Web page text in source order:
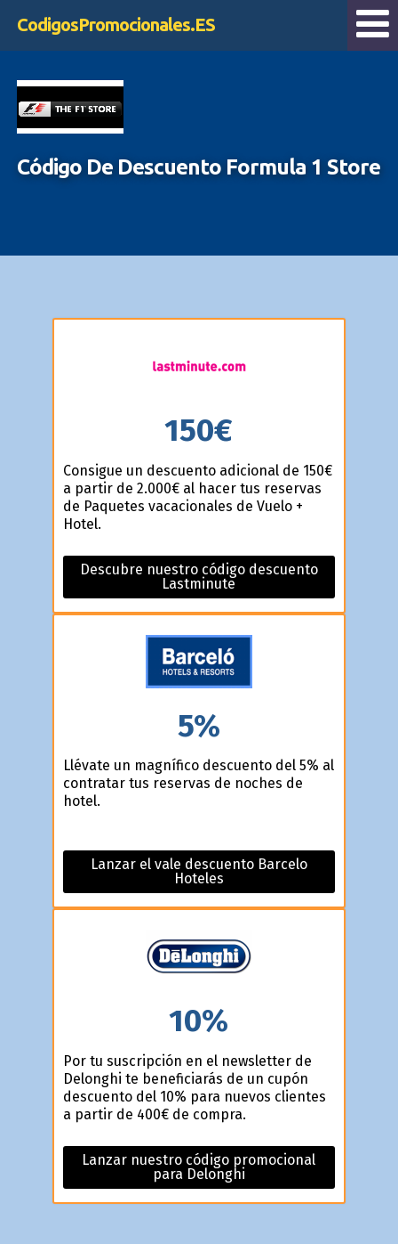
CodigosPromocionales.ES
Código De Descuento Formula 1 Store
150€
Consigue un descuento adicional de 150€
a partir de 2.000€ al hacer tus reservas
de Paquetes vacacionales de Vuelo +
Hotel.
Descubre nuestro código descuento
Lastminute
5%
Llévate un magnífico descuento del 5% al
contratar tus reservas de noches de
hotel.
Lanzar el vale descuento Barcelo
Hoteles
10%
Por tu suscripción en el newsletter de
Delonghi te beneficiarás de un cupón
descuento del 10% para nuevos clientes
a partir de 400€ de compra.
Lanzar nuestro código promocional
para Delonghi